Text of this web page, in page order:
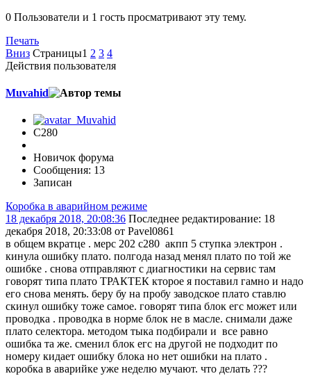
0 Пользователи и 1 гость просматривают эту тему.
Печать
Вниз Страницы1 2 3 4
Действия пользователя
Muvahid
C280
Новичок форума
Сообщения: 13
Записан
Коробка в аварийном режиме
18 декабря 2018, 20:08:36 Последнее редактирование: 18
декабря 2018, 20:33:08 от Pavel0861
в общем вкратце . мерс 202 с280 акпп 5 ступка электрон .
кинула ошибку плато. полгода назад менял плато по той же
ошибке . снова отправляют с диагностики на сервис там
говорят типа плато ТРАКТЕК кторое я поставил гамно и надо
его снова менять. беру бу на пробу заводское плато ставлю
скинул ошибку тоже самое. говорят типа блок егс может или
проводка . проводка в норме блок не в масле. снимали даже
плато селектора. методом тыка подбирали и все равно
ошибка та же. сменил блок егс на другой не подходит по
номеру кидает ошибку блока но нет ошибки на плато .
коробка в аварийке уже неделю мучают. что делать ???